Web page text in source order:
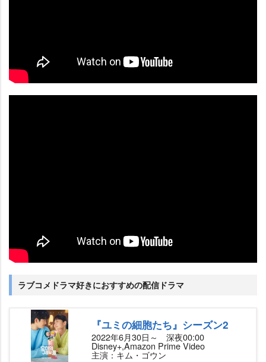
ラブコメドラマ好きにおすすめの配信ドラマ
『ユミの細胞たち』シーズン2
2022年6月30日～ 深夜00:00
Disney+,Amazon Prime Video
主演：キム・ゴウン